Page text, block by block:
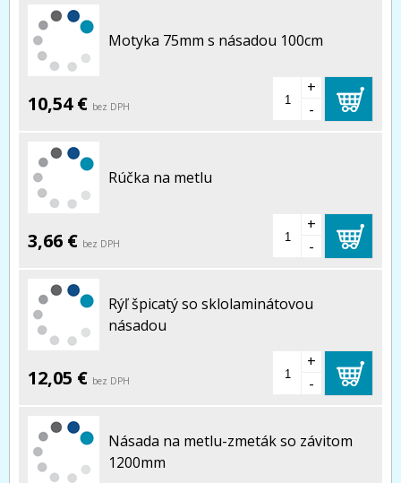
Motyka 75mm s násadou 100cm
10,54 € bez DPH
+
-
Rúčka na metlu
3,66 € bez DPH
+
-
Rýľ špicatý so sklolaminátovou
násadou
12,05 € bez DPH
+
-
Násada na metlu-zmeták so závitom
1200mm